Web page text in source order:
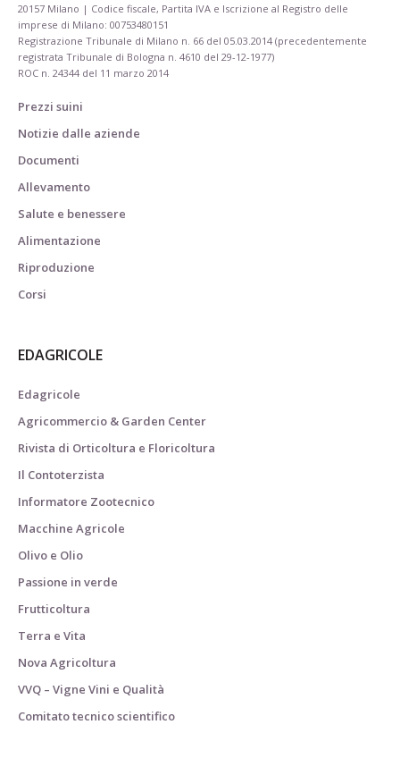
20157 Milano | Codice fiscale, Partita IVA e Iscrizione al Registro delle
imprese di Milano: 00753480151
Registrazione Tribunale di Milano n. 66 del 05.03.2014 (precedentemente
registrata Tribunale di Bologna n. 4610 del 29-12-1977)
ROC n. 24344 del 11 marzo 2014
Prezzi suini
Notizie dalle aziende
Documenti
Allevamento
Salute e benessere
Alimentazione
Riproduzione
Corsi
EDAGRICOLE
Edagricole
Agricommercio & Garden Center
Rivista di Orticoltura e Floricoltura
Il Contoterzista
Informatore Zootecnico
Macchine Agricole
Olivo e Olio
Passione in verde
Frutticoltura
Terra e Vita
Nova Agricoltura
VVQ – Vigne Vini e Qualità
Comitato tecnico scientifico